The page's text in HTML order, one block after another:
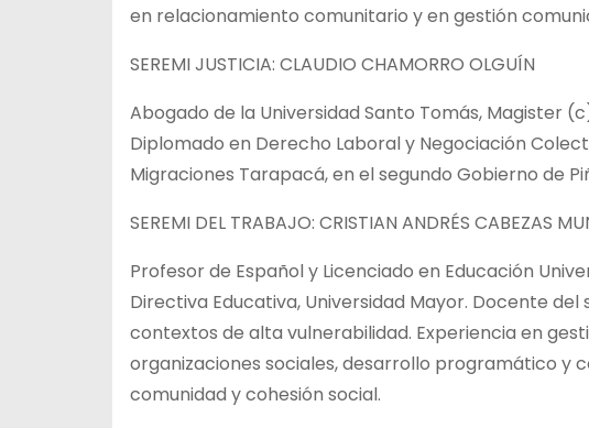
en relacionamiento comunitario y en gestión
SEREMI JUSTICIA: CLAUDIO CHAMORRO OLGUÍN
Abogado de la Universidad Santo Tomás, Magister
Diplomado en Derecho Laboral y Negociación
Migraciones Tarapacá, en el segundo Gobierno de
SEREMI DEL TRABAJO: CRISTIAN ANDRÉS CABEZAS
Profesor de Español y Licenciado en Educación
Directiva Educativa, Universidad Mayor. Docente
contextos de alta vulnerabilidad. Experiencia en
organizaciones sociales, desarrollo programático y
comunidad y cohesión social.